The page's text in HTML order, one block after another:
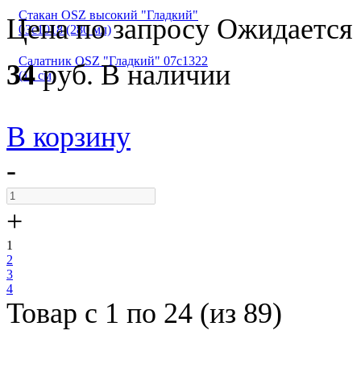
Стакан OSZ высокий "Гладкий"
03с1018 (280 мл)
Цена по запросу Ожидается
Салатник OSZ "Гладкий" 07с1322
(11 см)
34руб.В наличии
В корзину
-
+
1
2
3
4
Товар с 1 по 24 (из 89)